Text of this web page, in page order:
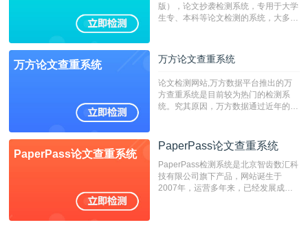
版），论文抄袭检测系统，专用于大学
生专、本科等论文检测的系统，大多数
万方论文查重系统 万方论文查重系统
论文检测网站,万方数据平台推出的万
方查重系统是目前较为热门的检测系
统。究其原因，万方数据通过近年的发
检测系统，其真实性和权威性无可厚
非。其次，相对于知网而言，万方检测
费用少，上手容易，是学生初次论文查
重的推荐系统。
PaperPass论文查重系统
PaperPass论文查重系统
PaperPass检测系统是北京智齿数汇科
技有限公司旗下产品，网站诞生于
2007年，运营多年来，已经发展成为